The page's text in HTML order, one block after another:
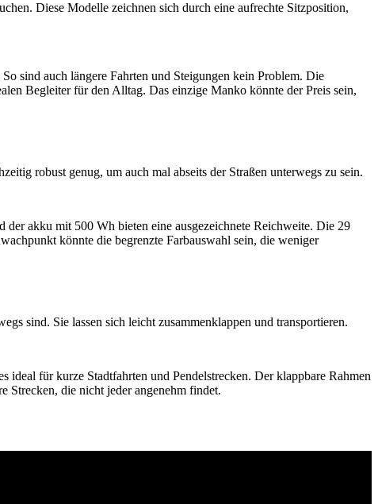
Diese Modelle zeichnen sich durch eine aufrechte Sitzposition,
sind auch längere Fahrten und Steigungen kein Problem. Die
Begleiter für den Alltag. Das einzige Manko könnte der Preis sein,
robust genug, um auch mal abseits der Straßen unterwegs zu sein.
akku mit 500 Wh bieten eine ausgezeichnete Reichweite. Die 29
könnte die begrenzte Farbauswahl sein, die weniger
sind. Sie lassen sich leicht zusammenklappen und transportieren.
für kurze Stadtfahrten und Pendelstrecken. Der klappbare Rahmen
Strecken, die nicht jeder angenehm findet.